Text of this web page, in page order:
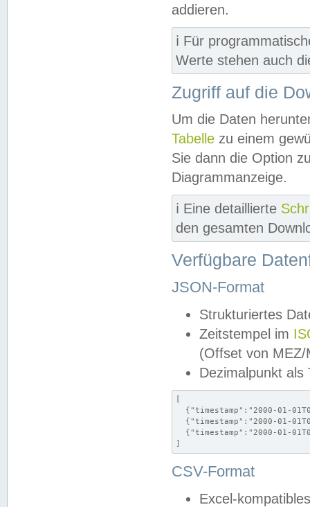
addieren.
ℹ️ Für
Werte stehen auch
Zugriff auf die
Um die Daten
Tabelle zu einem
Sie dann die Option
Diagrammanzeige.
ℹ️ Eine detaillierte
den gesamten
Verfügbare
JSON-Format
Strukturiertes
Zeitstempel im
(Offset von MEZ/
Dezimalpunkt als
[
{"timestamp":"2000-01-
{"timestamp":"2000-01-
{"timestamp":"2000-01-
]
CSV-Format
Excel-